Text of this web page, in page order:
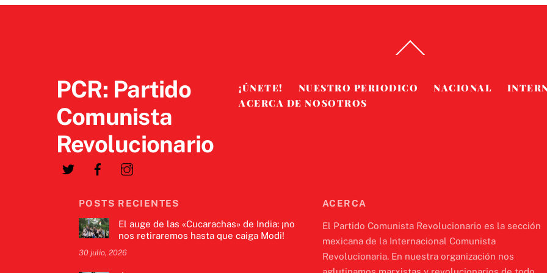
To
PCR: Partido
Comunista
Revolucionario
¡ÚNETE! NUESTRO PERIODICO NACIONAL
ACERCA DE NOSOTROS
POSTS RECIENTES
El auge de las «Cucarachas» de India: ¡no
nos retiraremos hasta que caiga Modi!
30 julio, 2026
ACERCA
El Partido Comunista Revolucionario es la sección
mexicana de la Internacional Comunista
Revolucionaria. En nuestra organización nos